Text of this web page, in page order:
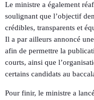
Le ministre a également
soulignant que l’objectif
crédibles, transparents et
Il a par ailleurs annoncé
afin de permettre la
courts, ainsi que
certains candidats au
Pour finir, le ministre a